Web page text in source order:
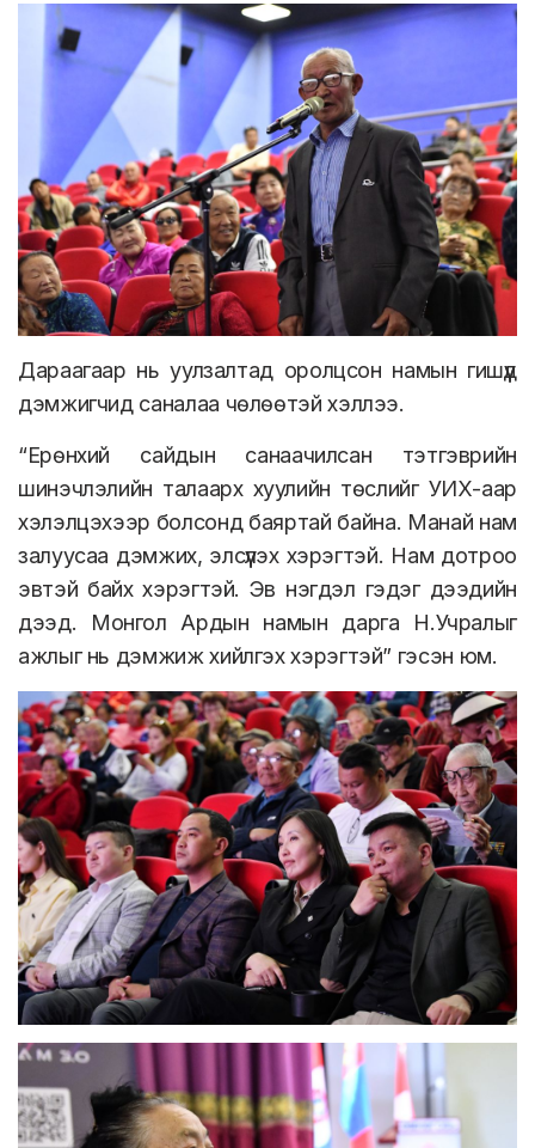
Дараагаар нь уулзалтад оролцсон намын гишүүд
дэмжигчид саналаа чөлөөтэй хэллээ.
“Ерөнхий сайдын санаачилсан тэтгэврийн
шинэчлэлийн талаарх хуулийн төслийг УИХ-аар
хэлэлцэхээр болсонд баяртай байна. Манай нам
залуусаа дэмжих, элсүүлэх хэрэгтэй. Нам дотроо
эвтэй байх хэрэгтэй. Эв нэгдэл гэдэг дээдийн
дээд. Монгол Ардын намын дарга Н.Учралыг
ажлыг нь дэмжиж хийлгэх хэрэгтэй” гэсэн юм.